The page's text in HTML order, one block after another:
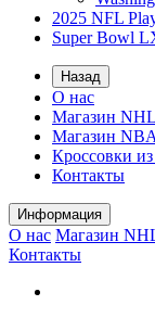
2025 NFL
Super Bowl
Назад
О нас
Магазин NHL
Магазин NBA
Кроссовки
Контакты
Информация
О нас Магазин
Контакты